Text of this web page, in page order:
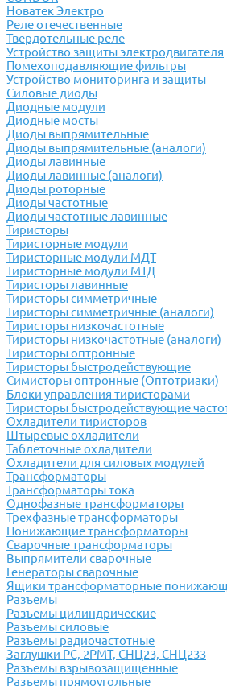
Новатек Электро
Реле отечественные
Твердотельные реле
Устройство защиты электродвигателя
Помехоподавляющие фильтры
Устройство мониторинга и защиты
Силовые диоды
Диодные модули
Диодные мосты
Диоды выпрямительные
Диоды выпрямительные (аналоги)
Диоды лавинные
Диоды лавинные (аналоги)
Диоды роторные
Диоды частотные
Диоды частотные лавинные
Тиристоры
Тиристорные модули
Тиристорные модули МДТ
Тиристорные модули МТД
Тиристоры лавинные
Тиристоры симметричные
Тиристоры симметричные (аналоги)
Тиристоры низкочастотные
Тиристоры низкочастотные (аналоги)
Тиристоры оптронные
Тиристоры быстродействующие
Симисторы оптронные (Оптотриаки)
Блоки управления тиристорами
Тиристоры быстродействующие
Охладители тиристоров
Штыревые охладители
Таблеточные охладители
Охладители для силовых модулей
Трансформаторы
Трансформаторы тока
Однофазные трансформаторы
Трехфазные трансформаторы
Понижающие трансформаторы
Сварочные трансформаторы
Выпрямители сварочные
Генераторы сварочные
Ящики трансформаторные
Разъемы
Разъемы цилиндрические
Разъемы силовые
Разъемы радиочастотные
Заглушки РС, 2РМТ, СНЦ23, СНЦ233
Разъемы взрывозащищенные
Разъемы прямоугольные